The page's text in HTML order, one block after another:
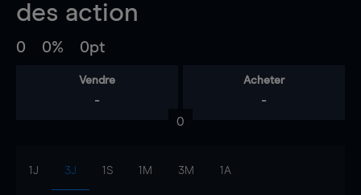
des action
0 0% 0pt
Vendre
-
Acheter
-
0
1J 3J 1S 1M 3M 1A